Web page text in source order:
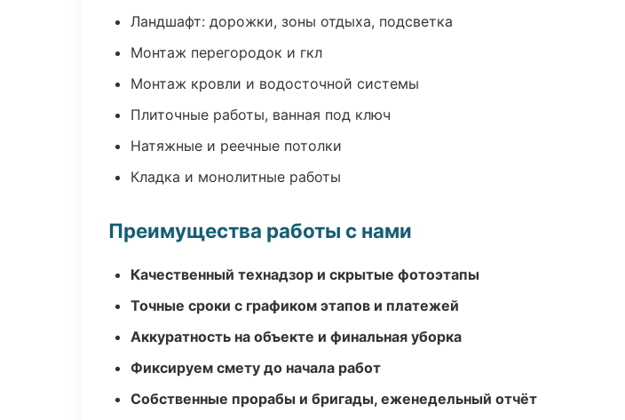
Ландшафт: дорожки, зоны отдыха, подсветка
Монтаж перегородок и гкл
Монтаж кровли и водосточной системы
Плиточные работы, ванная под ключ
Натяжные и реечные потолки
Кладка и монолитные работы
Преимущества работы с нами
Качественный технадзор и скрытые фотоэтапы
Точные сроки с графиком этапов и платежей
Аккуратность на объекте и финальная уборка
Фиксируем смету до начала работ
Собственные прорабы и бригады, еженедельный отчёт